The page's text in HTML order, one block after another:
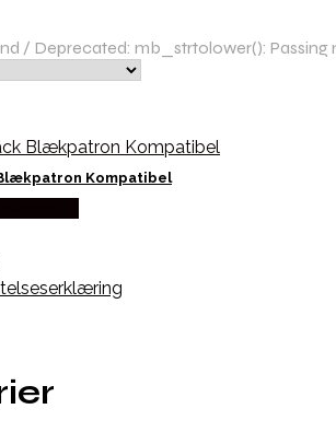
/ Deprecated: mb_strtolower(): Passing
Kompatibel